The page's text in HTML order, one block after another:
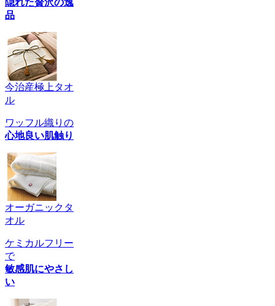
品
今治産極上タオ
ル
ワッフル織りの
心地良い肌触り
オーガニックタ
オル
ケミカルフリー
で
敏感肌にやさし
い